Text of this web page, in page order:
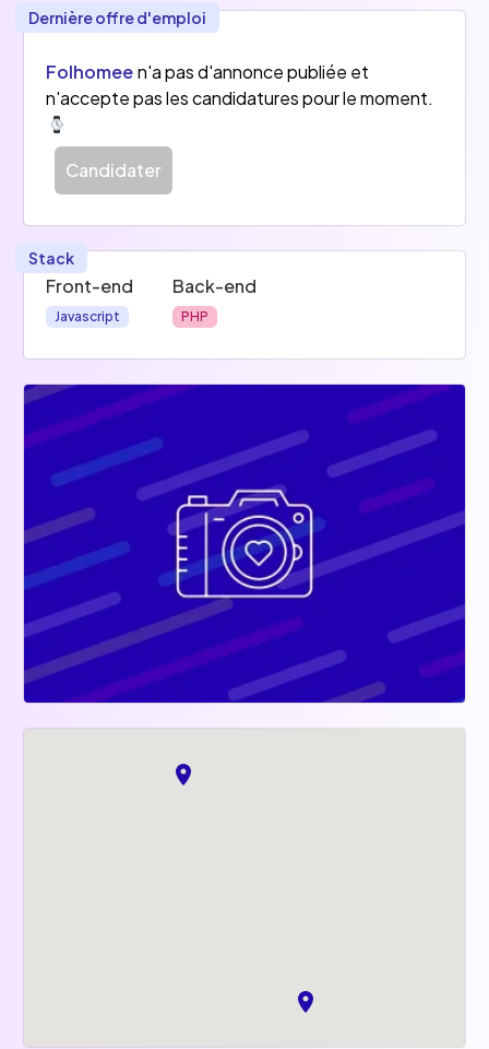
Dernière offre d'emploi
Folhomee n'a pas d'annonce publiée et
n'accepte pas les candidatures pour le moment.
Candidater
Stack
Front-end
Javascript
Back-end
PHP